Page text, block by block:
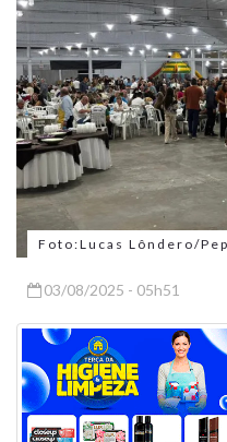
Foto:Lucas Lôndero/
03/08/2025 - 05h51